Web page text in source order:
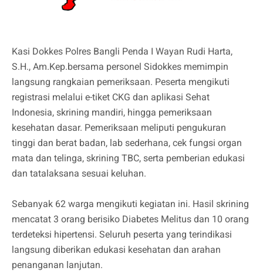
Kasi Dokkes Polres Bangli Penda I Wayan Rudi Harta,
S.H., Am.Kep.bersama personel Sidokkes memimpin
langsung rangkaian pemeriksaan. Peserta mengikuti
registrasi melalui e-tiket CKG dan aplikasi Sehat
Indonesia, skrining mandiri, hingga pemeriksaan
kesehatan dasar. Pemeriksaan meliputi pengukuran
tinggi dan berat badan, lab sederhana, cek fungsi organ
mata dan telinga, skrining TBC, serta pemberian edukasi
dan tatalaksana sesuai keluhan.
Sebanyak 62 warga mengikuti kegiatan ini. Hasil skrining
mencatat 3 orang berisiko Diabetes Melitus dan 10 orang
terdeteksi hipertensi. Seluruh peserta yang terindikasi
langsung diberikan edukasi kesehatan dan arahan
penanganan lanjutan.